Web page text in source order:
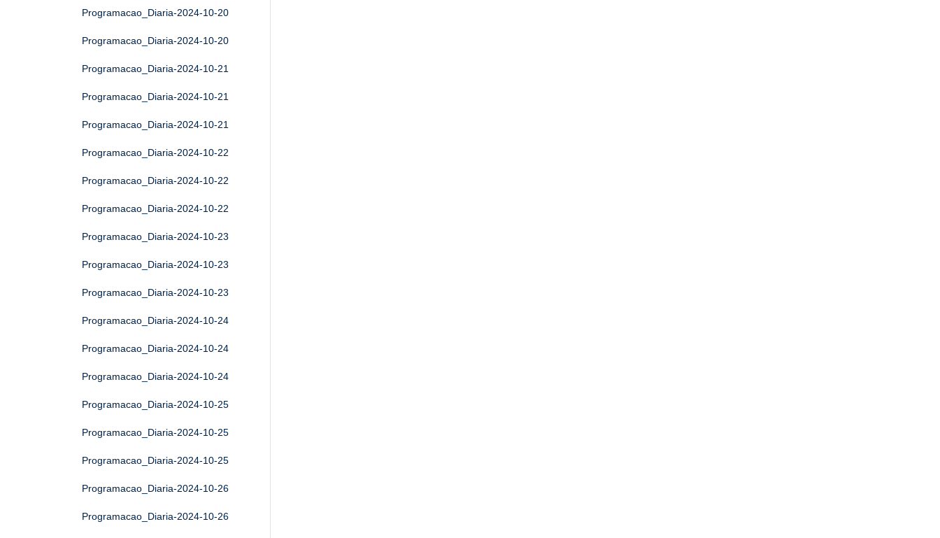
Programacao_Diaria-2024-10-20
Programacao_Diaria-2024-10-20
Programacao_Diaria-2024-10-21
Programacao_Diaria-2024-10-21
Programacao_Diaria-2024-10-21
Programacao_Diaria-2024-10-22
Programacao_Diaria-2024-10-22
Programacao_Diaria-2024-10-22
Programacao_Diaria-2024-10-23
Programacao_Diaria-2024-10-23
Programacao_Diaria-2024-10-23
Programacao_Diaria-2024-10-24
Programacao_Diaria-2024-10-24
Programacao_Diaria-2024-10-24
Programacao_Diaria-2024-10-25
Programacao_Diaria-2024-10-25
Programacao_Diaria-2024-10-25
Programacao_Diaria-2024-10-26
Programacao_Diaria-2024-10-26